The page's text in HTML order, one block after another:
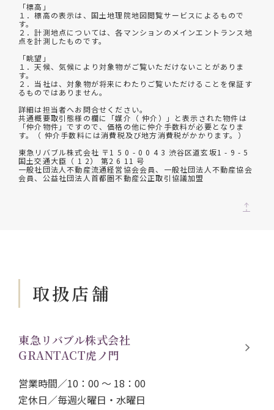
「標高」
１．標高の表示は、国土地理院地図閲覧サービスによるもので
す。
２．計測地点については、各マンションのメインエントランス地
点を計測したものです。
「眺望」
１．天候、気候により対象物がご覧いただけないことがありま
す。
２．当社は、対象物が将来にわたりご覧いただけることを保証す
るものではありません。
詳細は担当者へお問合せください。
共通概要取引態様の欄に「媒介（ 仲介）」と表示された物件は
「仲介物件」ですので、価格の他に仲介手数料が必要となりま
す。（ 仲介手数料には消費税及び地方消費税がかかります。）
東急リバブル株式会社 〒1 5 0 - 0 0 4 3 渋谷区道玄坂1 - 9 - 5
国土交通大臣（ 1 2） 第2 6 11 号
一般社団法人不動産流通経営協会会員、一般社団法人不動産協会
会員、公益社団法人首都圏不動産公正取引協議加盟
取扱店舗
東急リバブル株式会社
GRANTACT虎ノ門
営業時間／10：00 ～ 18：00
定休日／毎週火曜日・水曜日